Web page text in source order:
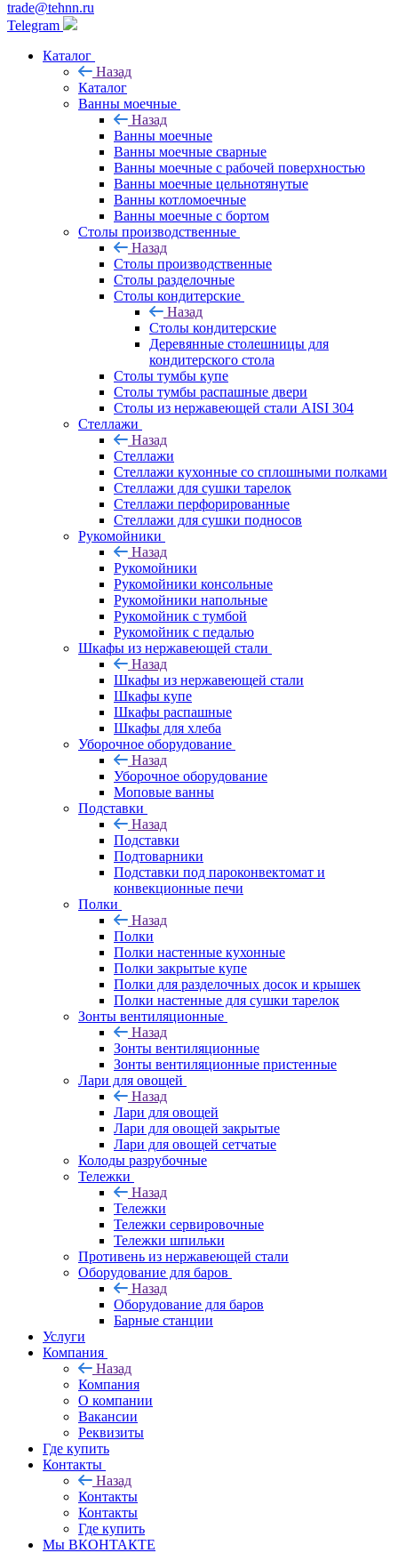
trade@tehnn.ru
Telegram
Каталог
Назад
Каталог
Ванны моечные
Назад
Ванны моечные
Ванны моечные сварные
Ванны моечные с рабочей поверхностью
Ванны моечные цельнотянутые
Ванны котломоечные
Ванны моечные с бортом
Столы производственные
Назад
Столы производственные
Столы разделочные
Столы кондитерские
Назад
Столы кондитерские
Деревянные столешницы для
кондитерского стола
Столы тумбы купе
Столы тумбы распашные двери
Столы из нержавеющей стали AISI 304
Стеллажи
Назад
Стеллажи
Стеллажи кухонные со сплошными полками
Стеллажи для сушки тарелок
Стеллажи перфорированные
Стеллажи для сушки подносов
Рукомойники
Назад
Рукомойники
Рукомойники консольные
Рукомойники напольные
Рукомойник с тумбой
Рукомойник с педалью
Шкафы из нержавеющей стали
Назад
Шкафы из нержавеющей стали
Шкафы купе
Шкафы распашные
Шкафы для хлеба
Уборочное оборудование
Назад
Уборочное оборудование
Моповые ванны
Подставки
Назад
Подставки
Подтоварники
Подставки под пароконвектомат и
конвекционные печи
Полки
Назад
Полки
Полки настенные кухонные
Полки закрытые купе
Полки для разделочных досок и крышек
Полки настенные для сушки тарелок
Зонты вентиляционные
Назад
Зонты вентиляционные
Зонты вентиляционные пристенные
Лари для овощей
Назад
Лари для овощей
Лари для овощей закрытые
Лари для овощей сетчатые
Колоды разрубочные
Тележки
Назад
Тележки
Тележки сервировочные
Тележки шпильки
Противень из нержавеющей стали
Оборудование для баров
Назад
Оборудование для баров
Барные станции
Услуги
Компания
Назад
Компания
О компании
Вакансии
Реквизиты
Где купить
Контакты
Назад
Контакты
Контакты
Где купить
Мы ВКОНТАКТЕ